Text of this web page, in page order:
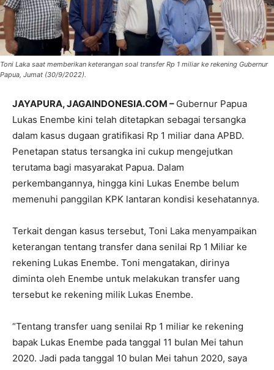
Toni Laka saat memberikan keterangan soal transfer Rp 1 miliar ke rekening Gubernur
Papua, Jumat (30/9/2022).
JAYAPURA, JAGAINDONESIA.COM – Gubernur Papua
Lukas Enembe kini telah ditetapkan sebagai tersangka
dalam kasus dugaan gratifikasi Rp 1 miliar dana APBD.
Penetapan status tersangka ini cukup mengejutkan
terutama bagi masyarakat Papua. Dalam
perkembangannya, hingga kini Lukas Enembe belum
memenuhi panggilan KPK lantaran kondisi kesehatannya.
Terkait dengan kasus tersebut, Toni Laka menyampaikan
keterangan tentang transfer dana senilai Rp 1 Miliar ke
rekening Lukas Enembe. Toni mengatakan, dirinya
diminta oleh Enembe untuk melakukan transfer uang
tersebut ke rekening milik Lukas Enembe.
“Tentang transfer uang senilai Rp 1 miliar ke rekening
bapak Lukas Enembe pada tanggal 11 bulan Mei tahun
2020. Jadi pada tanggal 10 bulan Mei tahun 2020, saya